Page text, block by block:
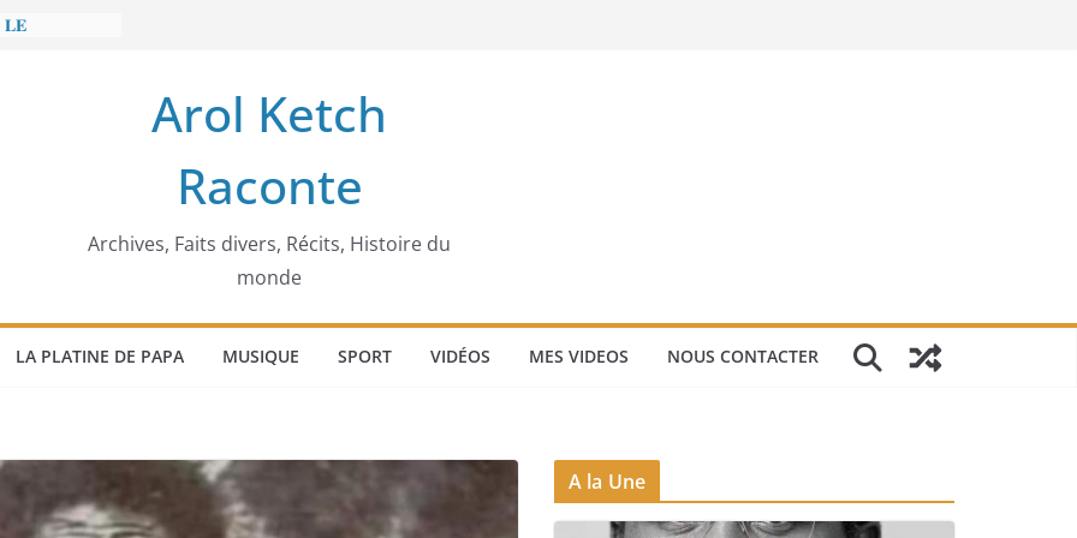
Arol Ketch
Raconte
Archives, Faits divers, Récits, Histoire du
monde
LA PLATINE DE PAPA MUSIQUE SPORT VIDÉOS MES VIDEOS NOUS CONTACTER
A la Une